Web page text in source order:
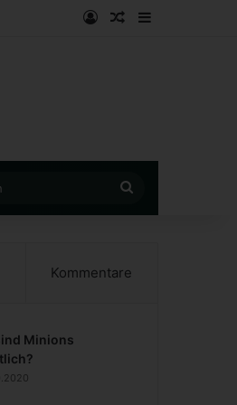
AnmeldenZufälliger
nach
Kommentare
Minions
geschlossen. Seine Funktionalität ist